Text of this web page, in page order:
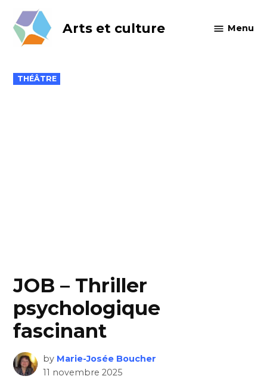
content
Arts et culture Menu
POSTED
IN
THÉÂTRE
JOB – Thriller
psychologique
fascinant
by Marie-Josée Boucher
11 novembre 2025